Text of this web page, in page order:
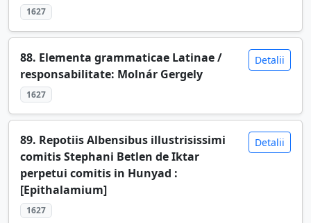
1627
88. Elementa grammaticae Latinae /
responsabilitate: Molnár Gergely
1627
Detalii
89. Repotiis Albensibus illustrisissimi
comitis Stephani Betlen de Iktar
perpetui comitis in Hunyad :
[Epithalamium]
1627
Detalii